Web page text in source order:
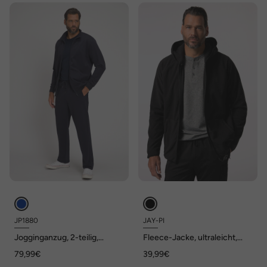
JP1880
Jogginganzug, 2-teilig,
bis Gr. 8XL
79,99€
JAY-PI
Fleece-Jacke, ultraleicht,
39,99€